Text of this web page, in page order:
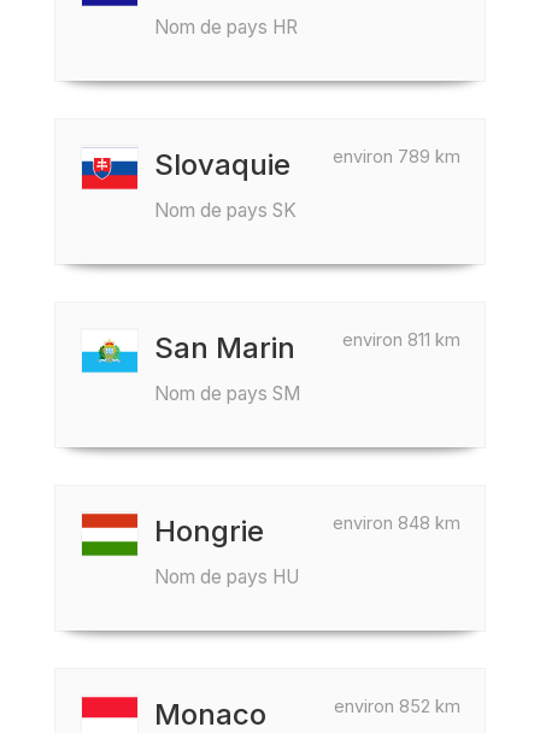
Nom de pays HR
environ 789 km
Slovaquie
Nom de pays SK
environ 811 km
San Marin
Nom de pays SM
environ 848 km
Hongrie
Nom de pays HU
environ 852 km
Monaco